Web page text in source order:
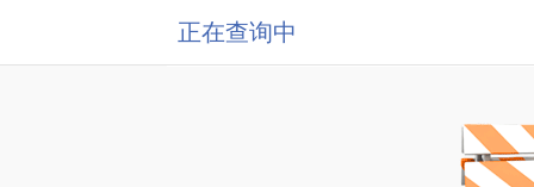
正在查询中